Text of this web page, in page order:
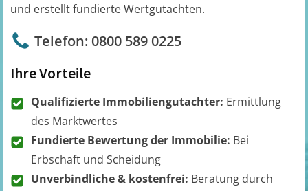
und erstellt fundierte Wertgutachten.
Telefon: 0800 589 0225
Ihre Vorteile
Qualifizierte Immobiliengutachter: Ermittlung
des Marktwertes
Fundierte Bewertung der Immobilie: Bei
Erbschaft und Scheidung
Unverbindliche & kostenfrei: Beratung durch